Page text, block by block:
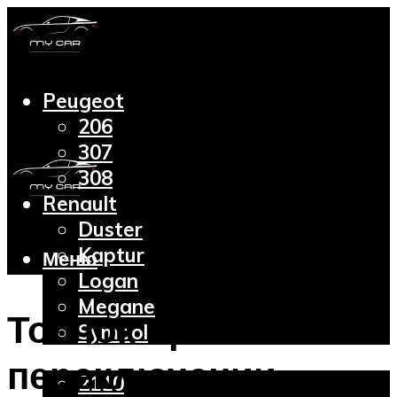
Peugeot
206
307
308
Renault
Duster
Kaptur
Logan
Megane
Symbol
2110
Меню
Толчок при
переключении